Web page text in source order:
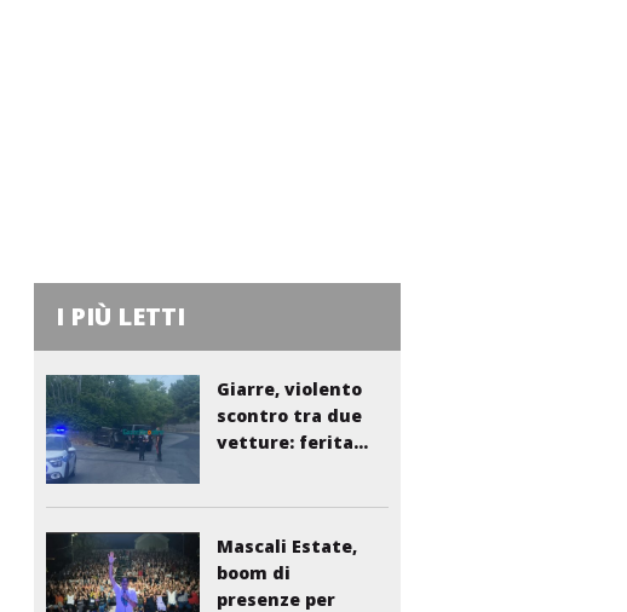
I PIÙ LETTI
Giarre, violento
scontro tra due
vetture: ferita...
Mascali Estate,
boom di
presenze per